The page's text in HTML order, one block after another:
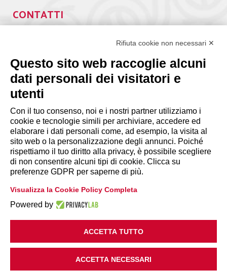
CONTATTI
segreteria@lps.coop
INFORMAZIONI
Disclaimer
Privacy Policy
Cookie Policy|Modifica preferenze
Rifiuta cookie non necessari ✕
Questo sito web raccoglie alcuni
dati personali dei visitatori e
utenti
Con il tuo consenso, noi e i nostri partner utilizziamo i
cookie e tecnologie simili per archiviare, accedere ed
elaborare i dati personali come, ad esempio, la visita al
sito web o la personalizzazione degli annunci. Poiché
rispettiamo il tuo diritto alla privacy, è possibile scegliere
di non consentire alcuni tipi di cookie. Clicca su
preferenze GDPR per saperne di più.
Visualizza la Cookie Policy Completa
Powered by
ACCETTA TUTTO
ACCETTA NECESSARI